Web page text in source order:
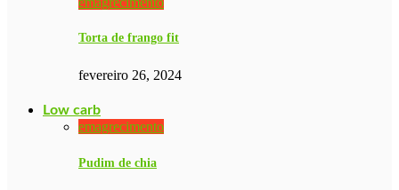
Torta de frango fit
fevereiro 26, 2024
Low carb
emagrecimento
Pudim de chia